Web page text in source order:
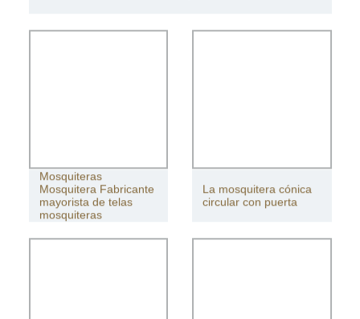
Mosquiteras
Mosquitera Fabricante
mayorista de telas
mosquiteras
La mosquitera cónica
circular con puerta